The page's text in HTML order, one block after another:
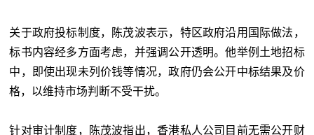
关于政府投标制度，陈茂波表示，特区政府沿用国际做法，
标书内容经多方面考虑，并强调公开透明。他举例土地招标
中，即使出现未列价钱等情况，政府仍会公开中标结果及价
格，以维持市场判断不受干扰。
针对审计制度，陈茂波指出，香港私人公司目前无需公开财